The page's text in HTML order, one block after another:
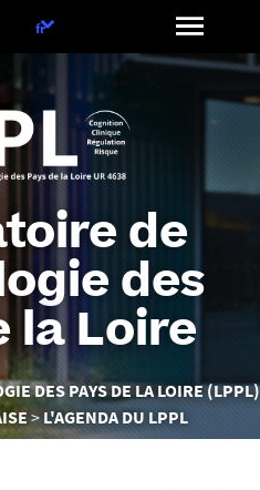
de
des
la Loire
DES PAYS DE LA LOIRE (LPPL)
L'AGENDA DU LPPL
Choix
langue
fr